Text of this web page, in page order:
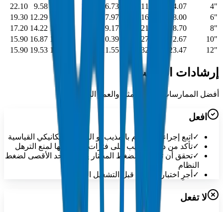
4"
114.07
114.53
6.02
6.73
9.58
22.10
6"
168.00
168.56
7.11
7.97
12.29
19.30
8"
218.70
219.46
8.18
9.17
14.22
17.20
10"
272.67
273.43
9.27
10.39
16.87
15.90
12"
323.47
324.23
10.31
11.55
19.53
15.90
إرشادات التركيب
أفضل الممارسات للأداء الأمثل والعمر الطويل
افعل
✓اتبع إجراءات اللحام بالمذيب أو الوصل الميكانيكي القياسية
✓تأكد من دعم الأنابيب على فترات موصى بها لمنع الترهل
✓تحقق أن تصنيف الضغط المختار يتجاوز الحد الأقصى لضغط
النظام
✓أجرِ اختبار الضغط قبل التشغيل الكامل
لا تفعل